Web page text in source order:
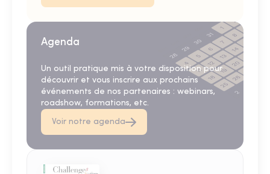
Agenda
Un outil pratique mis à votre disposition pour
découvrir et vous inscrire aux prochains
événements de nos partenaires : webinars,
roadshow, formations, etc.
Voir notre agenda